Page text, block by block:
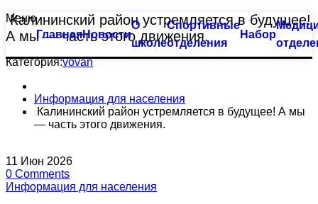
Меню
ГлавнаяНовости
О
школе
Спортивные
отделения
Тхэквондо
Биатлон
Плавание
Пулевая стрельба
Пулевая стрельба (спорт глухих)
Синхронное плавание
Набор
Большой бассейн
Оздоровительное плавание
Семейное плавание
Группа «Барракуда»
Аквааэробика
Индивидуальные занятия
Калининский район устремляется в будущее!
А мы — часть этого движения.
Категория:vovan
Информация для населения
Калининский район устремляется в будущее! А мы
— часть этого движения.
11 Июн 2026
0 Comments
Информация для населения